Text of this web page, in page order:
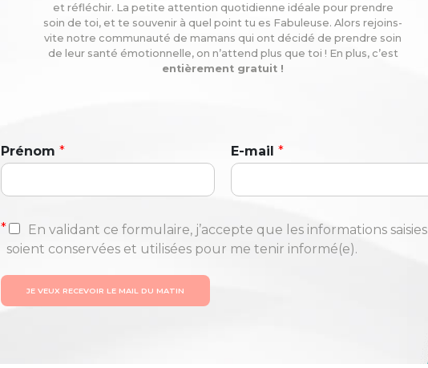
et réfléchir. La petite attention quotidienne idéale pour prendre
soin de toi, et te souvenir à quel point tu es Fabuleuse. Alors rejoins-
vite notre communauté de mamans qui ont décidé de prendre soin
de leur santé émotionnelle, on n’attend plus que toi ! En plus, c’est
entièrement gratuit !
Prénom* E-mail *
*
En validant ce formulaire, j’accepte que les informations saisies
soient conservées et utilisées pour me tenir informé(e).
JE VEUX RECEVOIR LE MAIL DU MATIN